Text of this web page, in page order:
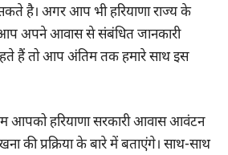
है। अगर आप भी हरियाणा राज्य के
आप अपने आवास से संबंधित जानकारी
हैं तो आप अंतिम तक हमारे साथ इस
आपको हरियाणा सरकारी आवास आवंटन
की प्रक्रिया के बारे में बताएंगे। साथ-साथ